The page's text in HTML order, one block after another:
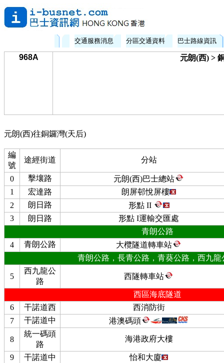
交通服務消息 分區交通資料 巴士路線資訊
968A 元朗(西) >
元朗(西)往銅鑼灣(天后)
編
號
途經街道 分站
0 擊壤路
元朗(西)巴士總站
1
宏達路
朗屏邨悅屏樓
2
朗日路
形點 II
3
朗日路
形點 I運輸交匯處
青朗公路
4
青朗公路
大欖隧道轉車站
青朗公路，長青公路，青葵公路，西九龍
5
西九龍公
路
西隧轉車站
西區海底隧道
6
干諾道西
西消防街
7
干諾道中 港澳碼頭
8
統一碼頭
路
海港政府大樓
9 干諾道中
怡和大廈